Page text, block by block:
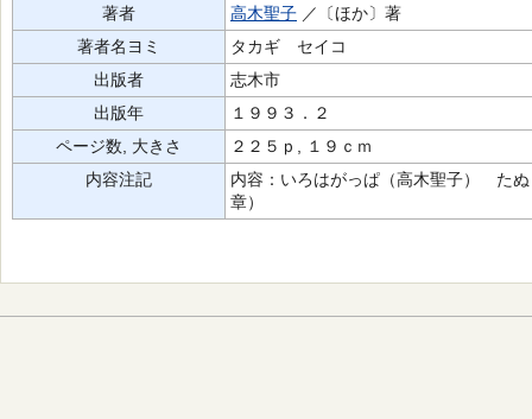
著者
高木聖子 ／〔ほか〕著
著者名ヨミ
タカギ セイコ
出版者
志木市
出版年
１９９３．２
ページ数, 大きさ
２２５ｐ, １９ｃｍ
内容注記
内容：いろはがっぱ（高木聖子） た
章）